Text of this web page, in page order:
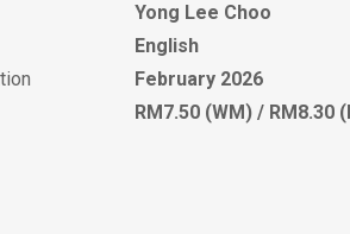
Yong Lee Choo
English
February 2026
RM7.50 (WM) / RM8.30